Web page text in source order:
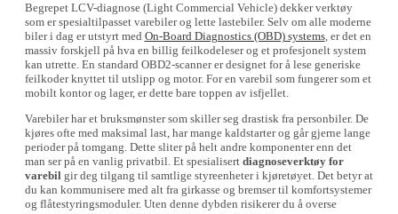
Begrepet LCV-diagnose (Light Commercial Vehicle) dekker verktøy
som er spesialtilpasset varebiler og lette lastebiler. Selv om alle moderne
biler i dag er utstyrt med On-Board Diagnostics (OBD) systems, er det en
massiv forskjell på hva en billig feilkodeleser og et profesjonelt system
kan utrette. En standard OBD2-scanner er designet for å lese generiske
feilkoder knyttet til utslipp og motor. For en varebil som fungerer som et
mobilt kontor og lager, er dette bare toppen av isfjellet.
Varebiler har et bruksmønster som skiller seg drastisk fra personbiler. De
kjøres ofte med maksimal last, har mange kaldstarter og går gjerne lange
perioder på tomgang. Dette sliter på helt andre komponenter enn det
man ser på en vanlig privatbil. Et spesialisert diagnoseverktøy for
varebilgir deg tilgang til samtlige styreenheter i kjøretøyet. Det betyr at
du kan kommunisere med alt fra girkasse og bremser til komfortsystemer
og flåtestyringsmoduler. Uten denne dybden risikerer du å overse